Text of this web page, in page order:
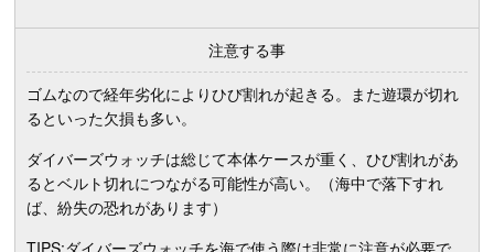
注意する事
ゴムなので経年劣化によりひび割れが起きる。また遊環が切れ
るといった欠損も多い。
ダイバーズウォッチは総じて本体ケースが重く、ひび割れがあ
るとベルト切れにつながる可能性が高い。（海中で落下すれ
ば、紛失の恐れがあります）
TIPS:ダイバーズウォッチを海で使う際は非常に注意が必要で